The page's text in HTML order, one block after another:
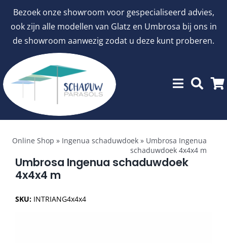
Bezoek onze showroom voor gespecialiseerd advies,
ook zijn alle modellen van Glatz en Umbrosa bij ons in
de showroom aanwezig zodat u deze kunt proberen.
inhoud
Toggle
aanbiedingen
Online Shop » Ingenua schaduwdoek » Umbrosa Ingenua
schaduwdoek 4x4x4 m
Umbrosa Ingenua schaduwdoek
4x4x4 m
SKU: INTRIANG4x4x4